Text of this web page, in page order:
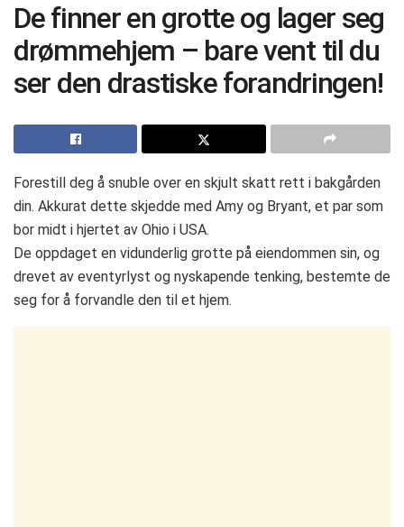
De finner en grotte og lager seg
drømmehjem – bare vent til du
ser den drastiske forandringen!
Forestill deg å snuble over en skjult skatt rett i bakgården
din. Akkurat dette skjedde med Amy og Bryant, et par som
bor midt i hjertet av Ohio i USA.
De oppdaget en vidunderlig grotte på eiendommen sin, og
drevet av eventyrlyst og nyskapende tenking, bestemte de
seg for å forvandle den til et hjem.